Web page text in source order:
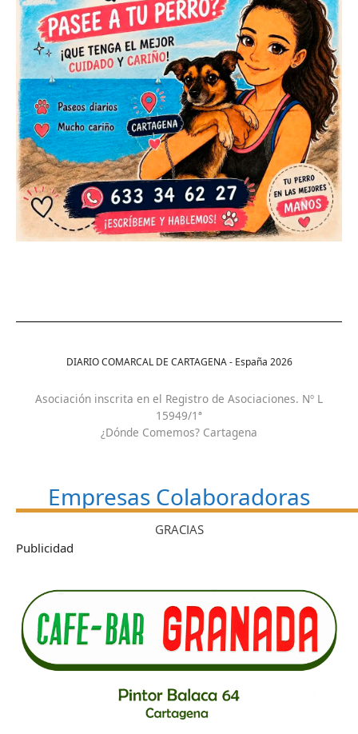
DIARIO COMARCAL DE CARTAGENA - España 2026
Asociación inscrita en el Registro de Asociaciones. Nº L
15949/1ª
¿Dónde Comemos? Cartagena
Empresas Colaboradoras
GRACIAS
Publicidad